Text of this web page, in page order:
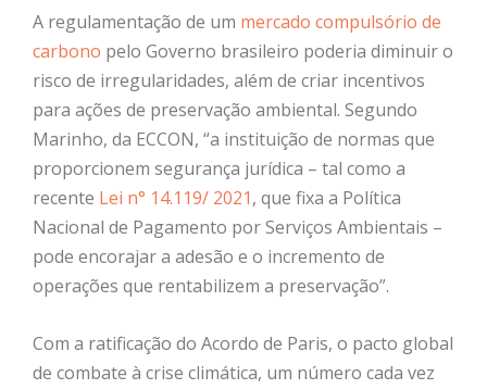
A regulamentação de um mercado compulsório de
carbono pelo Governo brasileiro poderia diminuir o
risco de irregularidades, além de criar incentivos
para ações de preservação ambiental. Segundo
Marinho, da ECCON, “a instituição de normas que
proporcionem segurança jurídica – tal como a
recente Lei n° 14.119/ 2021, que fixa a Política
Nacional de Pagamento por Serviços Ambientais –
pode encorajar a adesão e o incremento de
operações que rentabilizem a preservação”.
Com a ratificação do Acordo de Paris, o pacto global
de combate à crise climática, um número cada vez